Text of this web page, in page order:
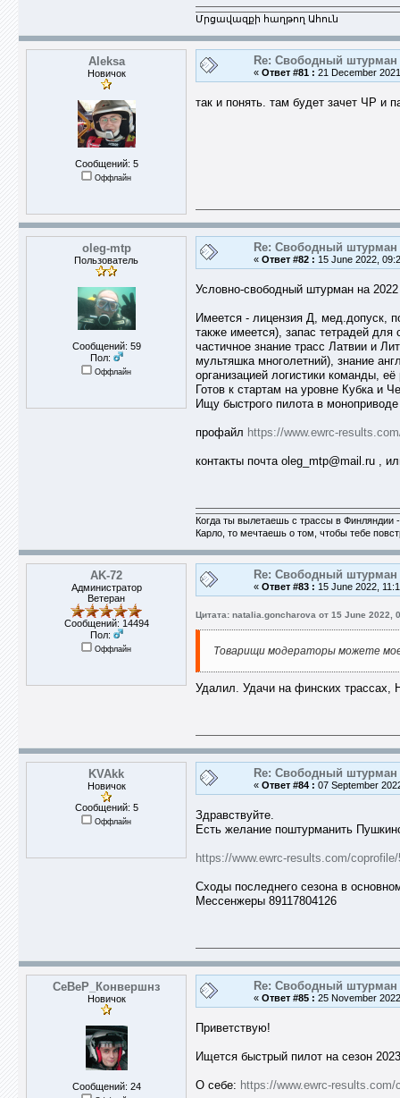
Մրցավազքի հաղթող Ահուն
Aleksa
Новичок
Сообщений: 5
Оффлайн
Re: Свободный штурман
« Ответ #81 : 21 December
так и понять. там будет зачет ЧР и
oleg-mtp
Пользователь
Сообщений: 59
Пол:
Оффлайн
Re: Свободный штурман
« Ответ #82 : 15 June 2022,
Условно-свободный штурман на
Имеется - лицензия Д, мед.допуск,
также имеется), запас тетрадей
частичное знание трасс Латвии и
мультяшка многолетний), знание
организацией логистики команды,
Готов к стартам на уровне Кубка и
Ищу быстрого пилота в
профайл https://www.ewrc-
контакты почта oleg_mtp@mail.ru ,
Когда ты вылетаешь с трассы в
Карло, то мечтаешь о том, чтобы тебе
AK-72
Администратор
Ветеран
Сообщений: 14494
Пол:
Оффлайн
Re: Свободный штурман
« Ответ #83 : 15 June 2022,
Цитата: natalia.goncharova от 15 June 2022,
Товарищи модераторы можете
Удалил. Удачи на финских трассах,
KVAkk
Новичок
Сообщений: 5
Оффлайн
Re: Свободный штурман
« Ответ #84 : 07 September
Здравствуйте.
Есть желание поштурманить
https://www.ewrc-results.com/
Сходы последнего сезона в
Мессенжеры 89117804126
СеВеР_Конвершнз
Новичок
Сообщений: 24
Re: Свободный штурман
« Ответ #85 : 25 November
Приветствую!
Ищется быстрый пилот на сезон
О себе: https://www.ewrc-